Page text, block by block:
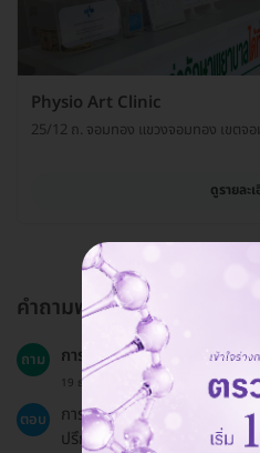
Physio Art Clinic
25/12 ถ. จอมทอง แขวงจอมทอง เขตจ
ดูรายละ
คำถามพบบ่อย
ถาม การทำกายภาพบำบัดเหมาะกับ
19 ธ.ค. 2024
ตอบ
การทำกายภาพบำบัดสามารถ
ปรึกษานักกายภาพบำบัดเพื่อใ